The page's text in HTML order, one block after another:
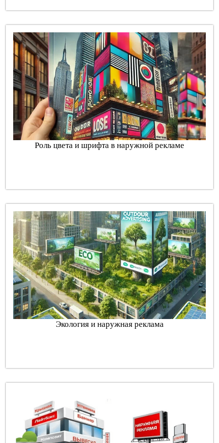
Роль цвета и шрифта в наружной рекламе
Экология и наружная реклама